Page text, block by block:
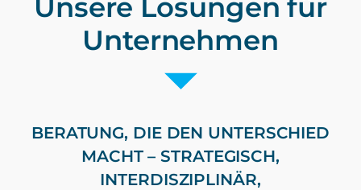
Unsere Lösungen für
Unternehmen
BERATUNG, DIE DEN UNTERSCHIED
MACHT – STRATEGISCH,
INTERDISZIPLINÄR,